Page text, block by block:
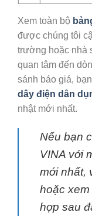
Xem toàn bộ
được chúng tôi
trường hoặc nhà
quan tâm đến
sánh báo giá,
dây điện dân
nhật mới nhất.
Nếu bạn
VINA với
mới nhất,
hoặc
hợp sau